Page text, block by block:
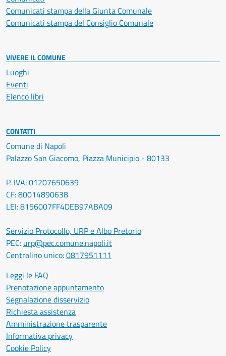
Comunicati stampa della Giunta Comunale
Comunicati stampa del Consiglio Comunale
VIVERE IL COMUNE
Luoghi
Eventi
Elenco libri
CONTATTI
Comune di Napoli
Palazzo San Giacomo, Piazza Municipio - 80133
P. IVA: 01207650639
CF: 80014890638
LEI: 8156007FF4DEB97ABA09
Servizio Protocollo, URP e Albo Pretorio
PEC: urp@pec.comune.napoli.it
Centralino unico:0817951111
Leggi le FAQ
Prenotazione appuntamento
Segnalazione disservizio
Richiesta assistenza
Amministrazione trasparente
Informativa privacy
Cookie Policy